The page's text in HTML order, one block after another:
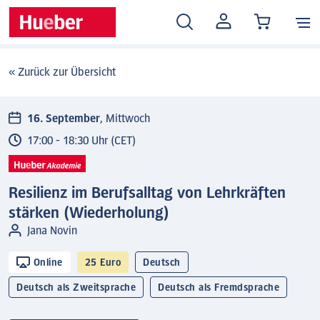
MEIN
KONTO
« Zurück zur Übersicht
16. September, Mittwoch
17:00 - 18:30 Uhr (CET)
Resilienz im Berufsalltag von Lehrkräften
stärken (Wiederholung)
Jana Novin
Online 25 Euro Deutsch
Deutsch als Zweitsprache Deutsch als Fremdsprache